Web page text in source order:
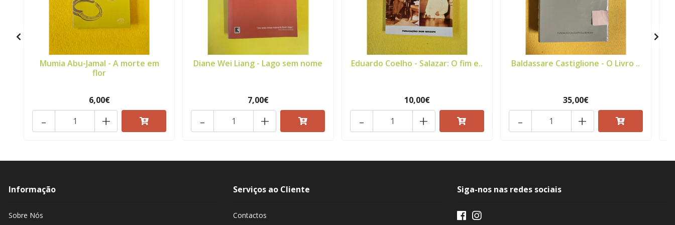
Mumia Abu-Jamal - A morte em
flor
6,00€
+
-
Diane Wei Liang - Lago sem nome
7,00€
+
-
Eduardo Coelho - Salazar: O fim e..
10,00€
+
-
Baldassare Castiglione - O Livro ..
35,00€
+
-
Informação
Sobre Nós
Serviços ao Cliente
Contactos
Siga-nos nas redes sociais